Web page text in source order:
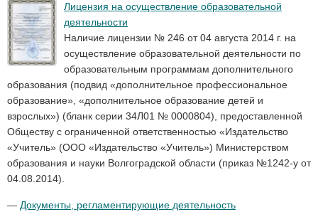
Лицензия на осуществление образовательной
деятельности
Наличие лицензии № 246 от 04 августа 2014 г. на
осуществление образовательной деятельности по
образовательным программам дополнительного
образования (подвид «дополнительное профессиональное
образование», «дополнительное образование детей и
взрослых») (бланк серии 34Л01 № 0000804), предоставленной
Обществу с ограниченной ответственностью «Издательство
«Учитель» (ООО «Издательство «Учитель») Министерством
образования и науки Волгоградской области (приказ №1242-у от
04.08.2014).
— Документы, регламентирующие деятельность